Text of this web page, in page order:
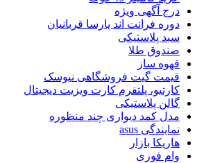
درج آگهی ویژه
دوره فرانت اند پارسا قربانیان
سبد پلاستیکی
صندوق طلا
قهوه ساز
قیمت گیت فروشگاهی نیوسک
کارتیو، پلتفرم کارت ویزیت دیجیتال
گالن پلاستیکی
مدل کمد دیواری چند منظوره
نمایندگی asus
هاریکا بازار
وام فوری